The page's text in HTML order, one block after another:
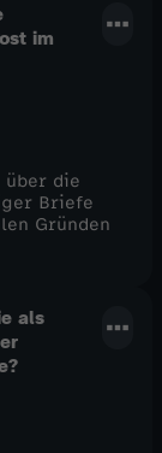
im
über die
Briefe
Gründen
als